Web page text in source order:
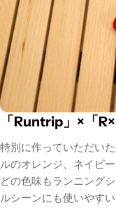
「Runtrip」×「
特別に作っていただい
ルのオレンジ、ネイビ
どの色味もランニング
ルシーンにも使いやす